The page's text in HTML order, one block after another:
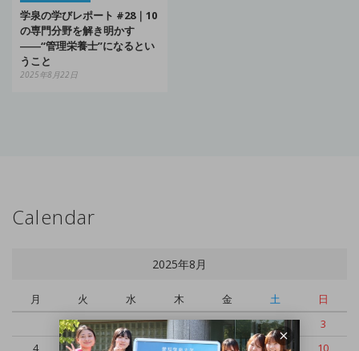
学泉の学びレポート #28｜10
の専門分野を解き明かす
――“管理栄養士”になるとい
うこと
2025年8月22日
Calendar
2025年8月
月 火 水 木 金 土
日
1
2
3
4
5 6 7 8 9
10